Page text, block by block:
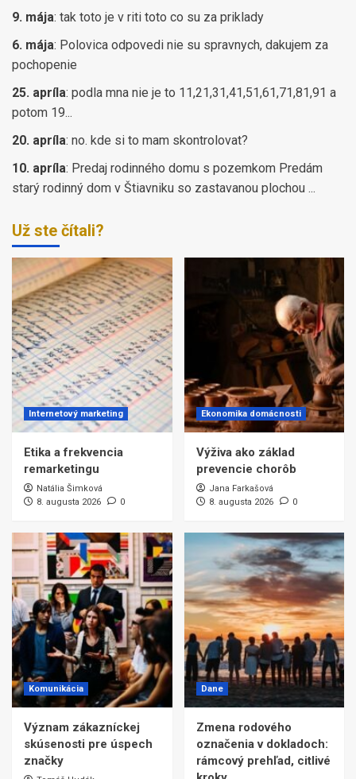
9. mája: tak toto je v riti toto co su za priklady
6. mája: Polovica odpovedi nie su spravnych, dakujem za
pochopenie
25. apríla: podla mna nie je to 11,21,31,41,51,61,71,81,91 a
potom 19...
20. apríla: no. kde si to mam skontrolovat?
10. apríla: Predaj rodinného domu s pozemkom Predám
starý rodinný dom v Štiavniku so zastavanou plochou ...
Už ste čítali?
Internetový marketing
Etika a frekvencia
remarketingu
Natália Šimková
8. augusta 2026
0
Ekonomika domácnosti
Výživa ako základ
prevencie chorôb
Jana Farkašová
8. augusta 2026
0
Komunikácia
Význam zákazníckej
skúsenosti pre úspech
značky
Dane
Zmena rodového
označenia v dokladoch:
rámcový prehľad, citlivé